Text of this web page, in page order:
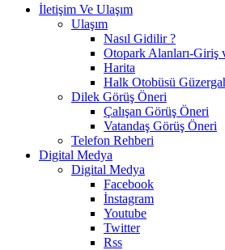
İletişim Ve Ulaşım
Ulaşım
Nasıl Gidilir ?
Otopark Alanları-Giriş
Harita
Halk Otobüsü
Dilek Görüş Öneri
Çalışan Görüş Öneri
Vatandaş Görüş Öneri
Telefon Rehberi
Digital Medya
Digital Medya
Facebook
İnstagram
Youtube
Twitter
Rss